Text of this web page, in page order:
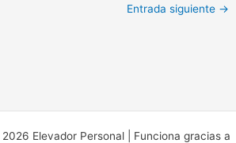
Entrada siguiente →
Elevador Personal | Funciona gracias a